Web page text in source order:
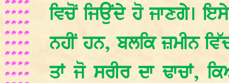
ਵਿਚੋਂ ਜਿਉਂਦੇ ਹੋ ਜਾਣਗੇ।
ਨਹੀਂ ਹਨ, ਬਲਕਿ ਜ਼ਮੀਨ
ਤਾਂ ਜੋ ਸਰੀਰ ਦਾ ਢਾਚਾਂ,